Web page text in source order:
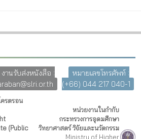
งานรับส่งหนังสือ :
หมายเลขโทรศัพท์ :
(+66) 044 217 040-1
รตรอน
(Public
หน่วยงานในกำกับ
กระทรวงการอุดมศึกษา
วิทยาศาสตร์ วิจัยและนวัตกรรม
Ministry of Higher